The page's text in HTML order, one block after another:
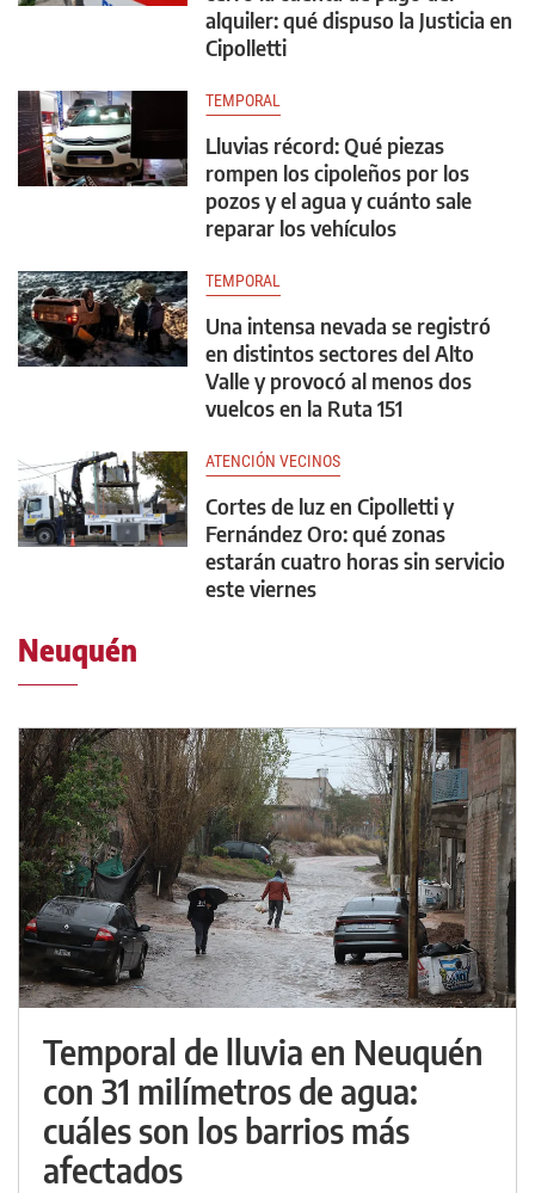
alquiler: qué dispuso la Justicia en
Cipolletti
TEMPORAL
Lluvias récord: Qué piezas
rompen los cipoleños por los
pozos y el agua y cuánto sale
reparar los vehículos
TEMPORAL
Una intensa nevada se registró
en distintos sectores del Alto
Valle y provocó al menos dos
vuelcos en la Ruta 151
ATENCIÓN VECINOS
Cortes de luz en Cipolletti y
Fernández Oro: qué zonas
estarán cuatro horas sin servicio
este viernes
Neuquén
Temporal de lluvia en Neuquén
con 31 milímetros de agua:
cuáles son los barrios más
afectados